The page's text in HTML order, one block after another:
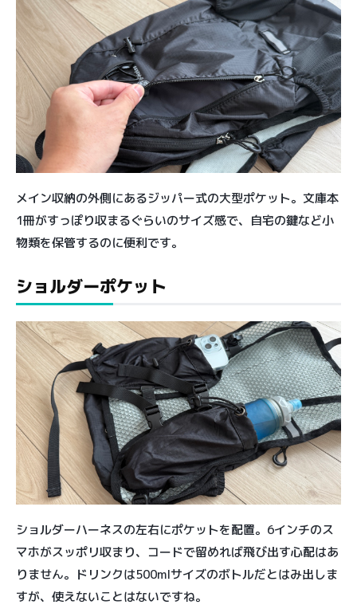
メイン収納の外側にあるジッパー式の大型ポケット。文庫本
1冊がすっぽり収まるぐらいのサイズ感で、自宅の鍵など小
物類を保管するのに便利です。
ショルダーポケット
ショルダーハーネスの左右にポケットを配置。6インチのス
マホがスッポリ収まり、コードで留めれば飛び出す心配はあ
りません。ドリンクは500mlサイズのボトルだとはみ出しま
すが、使えないことはないですね。